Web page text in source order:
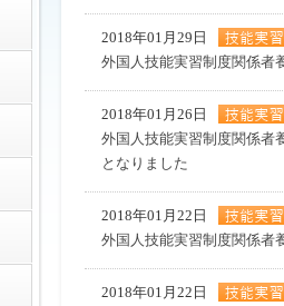
2018年01月29日
外国人技能実習制度関係者
2018年01月26日
外国人技能実習制度関係者
となりました
2018年01月22日
外国人技能実習制度関係者
2018年01月22日